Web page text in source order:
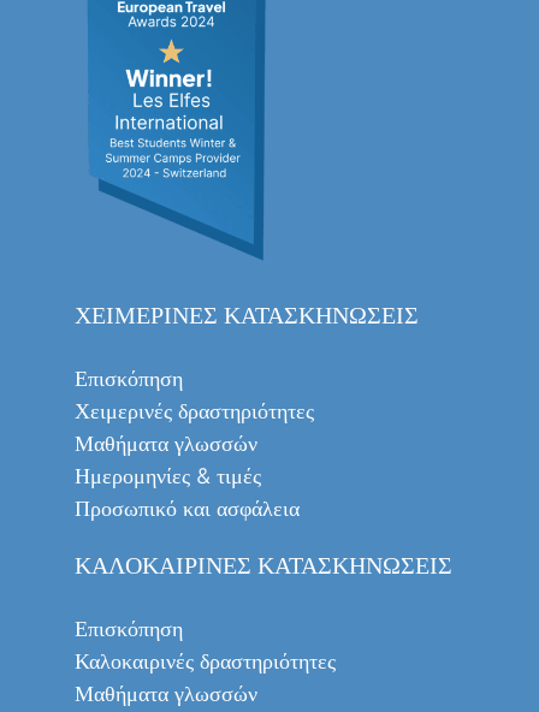
ΧΕΙΜΕΡΙΝΈΣ ΚΑΤΑΣΚΗΝΏΣΕΙΣ
Επισκόπηση
Χειμερινές δραστηριότητες
Μαθήματα γλωσσών
Ημερομηνίες & τιμές
Προσωπικό και ασφάλεια
ΚΑΛΟΚΑΙΡΙΝΈΣ ΚΑΤΑΣΚΗΝΏΣΕΙΣ
Επισκόπηση
Καλοκαιρινές δραστηριότητες
Μαθήματα γλωσσών